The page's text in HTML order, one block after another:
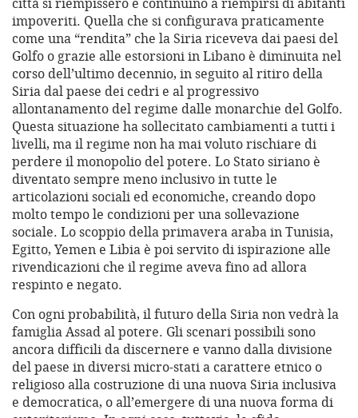
impoveriti. Quella che si configurava praticamente
come una “rendita” che la Siria riceveva dai paesi del
Golfo o grazie alle estorsioni in Libano è diminuita nel
corso dell’ultimo decennio, in seguito al ritiro della
Siria dal paese dei cedri e al progressivo
allontanamento del regime dalle monarchie del Golfo.
Questa situazione ha sollecitato cambiamenti a tutti i
livelli, ma il regime non ha mai voluto rischiare di
perdere il monopolio del potere. Lo Stato siriano è
diventato sempre meno inclusivo in tutte le
articolazioni sociali ed economiche, creando dopo
molto tempo le condizioni per una sollevazione
sociale. Lo scoppio della primavera araba in Tunisia,
Egitto, Yemen e Libia è poi servito di ispirazione alle
rivendicazioni che il regime aveva fino ad allora
respinto e negato.
Con ogni probabilità, il futuro della Siria non vedrà la
famiglia Assad al potere. Gli scenari possibili sono
ancora difficili da discernere e vanno dalla divisione
del paese in diversi micro-stati a carattere etnico o
religioso alla costruzione di una nuova Siria inclusiva
e democratica, o all’emergere di una nuova forma di